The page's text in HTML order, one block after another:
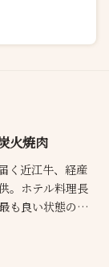
火焼肉
く近江牛、経産
。ホテル料理長
も良い状態の肉